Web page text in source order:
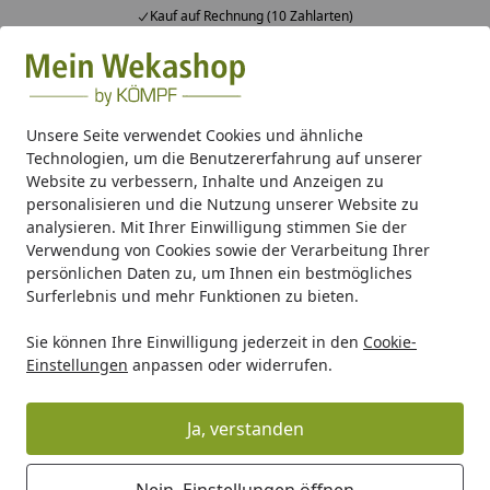
Unsere Seite verwendet Cookies und ähnliche
Technologien, um die Benutzererfahrung auf unserer
Website zu verbessern, Inhalte und Anzeigen zu
personalisieren und die Nutzung unserer Website zu
analysieren. Mit Ihrer Einwilligung stimmen Sie der
Verwendung von Cookies sowie der Verarbeitung Ihrer
persönlichen Daten zu, um Ihnen ein bestmögliches
Surferlebnis und mehr Funktionen zu bieten.
Sie können Ihre Einwilligung jederzeit in den Cookie-
Einstellungen anpassen oder widerrufen.
Ja, verstanden
Kauf auf Rechnung (10 Zahlarten)
Alle Produkte
Mein Konto
Suchen
Startseite
Kunststoff Dachrinnenset für Wolff Finnhaus Gartenhaus
Kunststoff Dachrinnenset für Wolff
Finnhaus Gartenhaus Malaga 44-A